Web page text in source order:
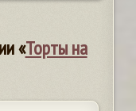
«Торты на